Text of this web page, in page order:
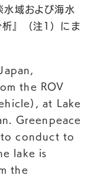
域および海水
』（注1）にま
the ROV
at Lake
Greenpeace
to conduct to
lake is
the